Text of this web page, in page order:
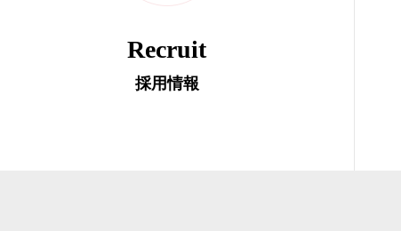
Recruit
採用情報